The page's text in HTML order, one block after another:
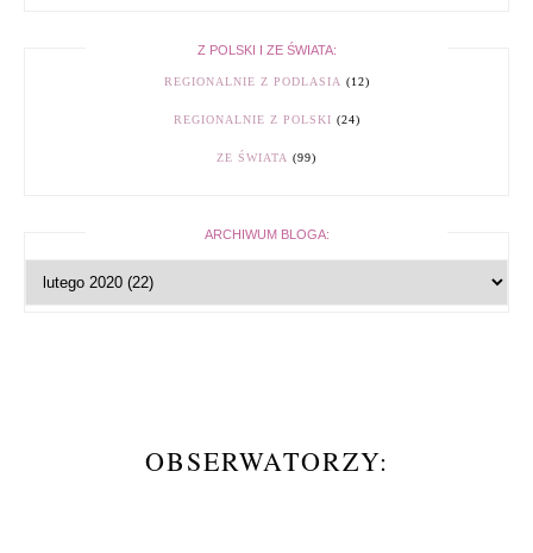
Z POLSKI I ZE ŚWIATA:
REGIONALNIE Z PODLASIA (12)
REGIONALNIE Z POLSKI (24)
ZE ŚWIATA (99)
ARCHIWUM BLOGA:
OBSERWATORZY: